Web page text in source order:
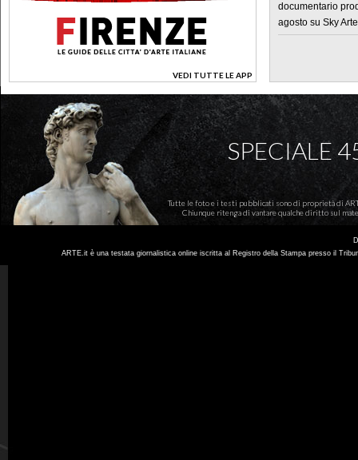
VEDI TUTTE LE APP
>
documentario
agosto su Sky Arte
SPECIALE
Tutte le foto e i testi pubblicati sono di proprietà di
Chiunque ritenga di vantare qualche diritto sul
ARTE.it è una testata giornalistica online iscritta al Registro della Stampa presso il